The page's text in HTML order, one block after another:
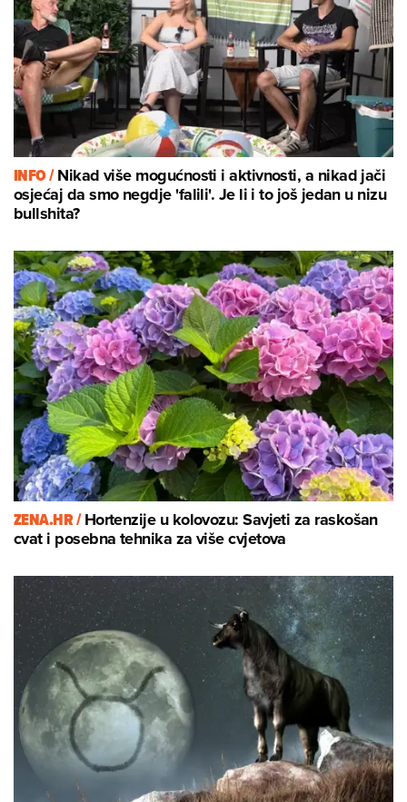
INFO /Nikad više mogućnosti i aktivnosti, a nikad jači
osjećaj da smo negdje 'falili'. Je li i to još jedan u nizu
bullshita?
ZENA.HR /Hortenzije u kolovozu: Savjeti za raskošan
cvat i posebna tehnika za više cvjetova